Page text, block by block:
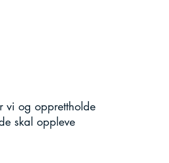
vi og opprettholde
skal oppleve